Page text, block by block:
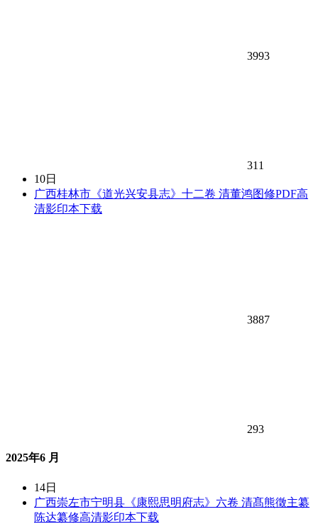
3993
311
10日
广西桂林市《道光兴安县志》十二卷 清董鸿图修PDF高
清影印本下载
3887
293
2025年6 月
14日
广西崇左市宁明县《康熙思明府志》六卷 清髙熊徵主纂
陈达纂修高清影印本下载